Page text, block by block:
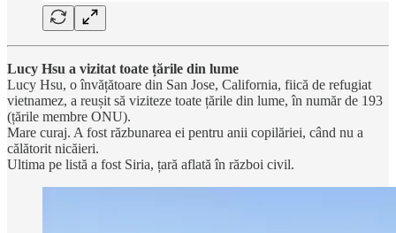
Lucy Hsu a vizitat toate țările din lume
Lucy Hsu, o învățătoare din San Jose, California, fiică de refugiat
vietnamez, a reușit să viziteze toate țările din lume, în număr de 193
(țările membre ONU).
Mare curaj. A fost răzbunarea ei pentru anii copilăriei, când nu a
călătorit nicăieri.
Ultima pe listă a fost Siria, țară aflată în război civil.